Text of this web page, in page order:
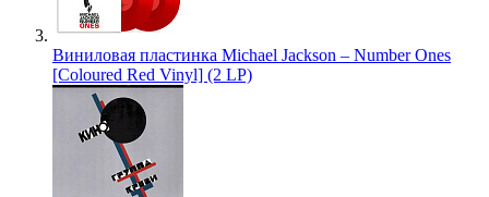
Виниловая пластинка Michael Jackson – Number Ones
[Coloured Red Vinyl] (2 LP)